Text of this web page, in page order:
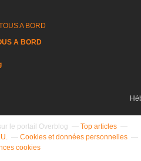
A BORD
le portail Overblog
Top articles
Cookies et données personnelles
cookies